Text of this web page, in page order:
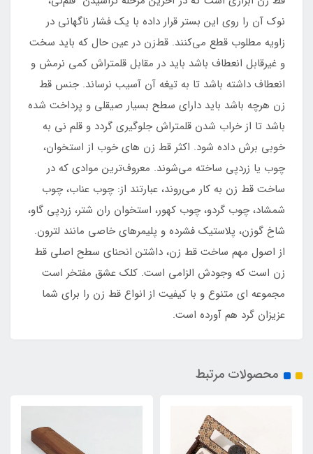
نوک آن را روی این بستر قرار داده با یک فشار ناگهانی در
زاویه مطلوب قطع می‌کنند. قط‌زن در عین حال که باید سخت
و غیرقابل انعطاف باشد باید در مقابل قلمتراش کمی نرمش و
انعطاف داشته باشد تا به تیغه آن آسیب نرساند. جنس قط
زن هرچه باشد باید دارای سطح بسیار صیقلی و پرداخت شده
باشد تا از خراب شدن قلمتراش جلوگیری گردد و قلم نی به
خوبی برش داده شود. اکثر قط زن های خوب از استخوان،
چوب یا زردپی ساخته می‌شوند. معروف‌ترین موادی که در
ساخت قط زن به کار می‌روند، عبارتند از: چوب عناب، چوب
شمشاد، چوب گردو، چوب کهور، استخوان ران شتر، زردپی گاو،
شاخ گوزن، پلاستیک فشرده و پلیمرهای خاصی مانند لترون.
از اصول مهم ساخت قط زن، داشتن انحنای سطح اصلی قط
زن است که وجودش الزامی است. کلک عشق مفتخر است
مجموعه ای متنوع و با کیفیت از انواع قط زن را برای شما
عزیزان گرد هم آورده است.
محصولات مرتبط